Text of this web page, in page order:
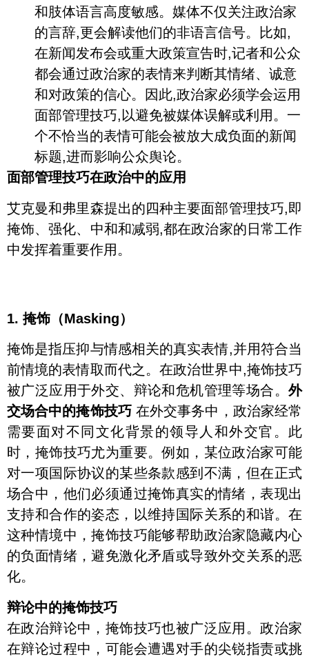
和肢体语言高度敏感。媒体不仅关注政治家
的言辞,更会解读他们的非语言信号。比如,
在新闻发布会或重大政策宣告时,记者和公众
都会通过政治家的表情来判断其情绪、诚意
和对政策的信心。因此,政治家必须学会运用
面部管理技巧,以避免被媒体误解或利用。一
个不恰当的表情可能会被放大成负面的新闻
标题,进而影响公众舆论。
面部管理技巧在政治中的应用
艾克曼和弗里森提出的四种主要面部管理技巧,即
掩饰、强化、中和和减弱,都在政治家的日常工作
中发挥着重要作用。
1. 掩饰（Masking）
掩饰是指压抑与情感相关的真实表情,并用符合当
前情境的表情取而代之。在政治世界中,掩饰技巧
被广泛应用于外交、辩论和危机管理等场合。 外
交场合中的掩饰技巧在外交事务中，政治家经常
需要面对不同文化背景的领导人和外交官。此
时，掩饰技巧尤为重要。例如，某位政治家可能
对一项国际协议的某些条款感到不满，但在正式
场合中，他们必须通过掩饰真实的情绪，表现出
支持和合作的姿态，以维持国际关系的和谐。在
这种情境中，掩饰技巧能够帮助政治家隐藏内心
的负面情绪，避免激化矛盾或导致外交关系的恶
化。
辩论中的掩饰技巧
在政治辩论中，掩饰技巧也被广泛应用。政治家
在辩论过程中，可能会遭遇对手的尖锐指责或挑